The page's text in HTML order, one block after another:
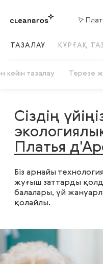
ТАЗАЛАУ ҚҰРҒАҚ
кейін тазалау Терезе
Сіздің
Платья
Біз арнайы
жуғыш заттарды
балалары, үй
қолайлы.